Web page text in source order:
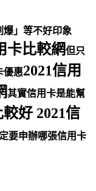
爆」等不好印象
卡比較網但只
優惠2021信用
其實信用卡是能幫
好 2021信
要申辦哪張信用卡